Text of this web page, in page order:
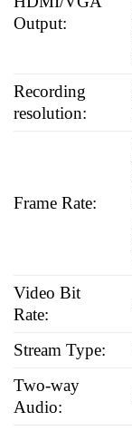
Output:
Recording
resolution:
Frame Rate:
Video Bit
Rate:
Stream Type:
Two-way
Audio: